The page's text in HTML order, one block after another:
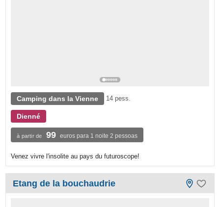
Camping dans la Vienne 14 pess.
Dienné
à partir de 99 euros para 1 noite 2 pessoas
Venez vivre l'insolite au pays du futuroscope!
Etang de la bouchaudrie